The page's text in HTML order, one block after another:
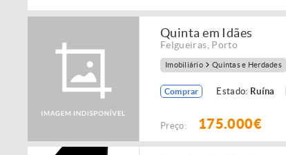
Quinta em Idães
Felgueiras Porto
Imobiliário Quintas e Herdades
Comprar Estado: Ruína
Preço: 175.000€